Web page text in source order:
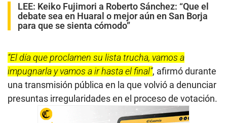
LEE: Keiko Fujimori a Roberto Sánchez: “Que el
debate sea en Huaral o mejor aún en San Borja
para que se sienta cómodo”
“El día que proclamen su lista trucha, vamos a
impugnarla y vamos a ir hasta el final”, afirmó durante
una transmisión pública en la que volvió a denunciar
presuntas irregularidades en el proceso de votación.